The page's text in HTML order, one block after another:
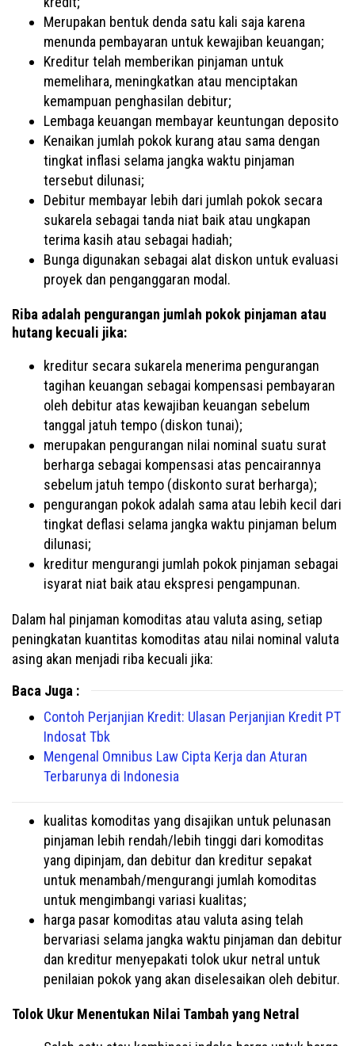
Merupakan bentuk denda satu kali saja karena
menunda pembayaran untuk kewajiban keuangan;
Kreditur telah memberikan pinjaman untuk
memelihara, meningkatkan atau menciptakan
kemampuan penghasilan debitur;
Lembaga keuangan membayar keuntungan deposito
Kenaikan jumlah pokok kurang atau sama dengan
tingkat inflasi selama jangka waktu pinjaman
tersebut dilunasi;
Debitur membayar lebih dari jumlah pokok secara
sukarela sebagai tanda niat baik atau ungkapan
terima kasih atau sebagai hadiah;
Bunga digunakan sebagai alat diskon untuk evaluasi
proyek dan penganggaran modal.
Riba adalah pengurangan jumlah pokok pinjaman atau
hutang kecuali jika:
kreditur secara sukarela menerima pengurangan
tagihan keuangan sebagai kompensasi pembayaran
oleh debitur atas kewajiban keuangan sebelum
tanggal jatuh tempo (diskon tunai);
merupakan pengurangan nilai nominal suatu surat
berharga sebagai kompensasi atas pencairannya
sebelum jatuh tempo (diskonto surat berharga);
pengurangan pokok adalah sama atau lebih kecil dari
tingkat deflasi selama jangka waktu pinjaman belum
dilunasi;
kreditur mengurangi jumlah pokok pinjaman sebagai
isyarat niat baik atau ekspresi pengampunan.
Dalam hal pinjaman komoditas atau valuta asing, setiap
peningkatan kuantitas komoditas atau nilai nominal valuta
asing akan menjadi riba kecuali jika:
Baca Juga :
Contoh Perjanjian Kredit: Ulasan Perjanjian Kredit PT
Indosat Tbk
Mengenal Omnibus Law Cipta Kerja dan Aturan
Terbarunya di Indonesia
kualitas komoditas yang disajikan untuk pelunasan
pinjaman lebih rendah/lebih tinggi dari komoditas
yang dipinjam, dan debitur dan kreditur sepakat
untuk menambah/mengurangi jumlah komoditas
untuk mengimbangi variasi kualitas;
harga pasar komoditas atau valuta asing telah
bervariasi selama jangka waktu pinjaman dan debitur
dan kreditur menyepakati tolok ukur netral untuk
penilaian pokok yang akan diselesaikan oleh debitur.
Tolok Ukur Menentukan Nilai Tambah yang Netral